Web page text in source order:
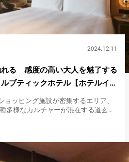
2024.12.11
る 感度の高い大人を魅了する
ブティックホテル【ホテルイン
ョッピング施設が密集するエリア、
多様なカルチャーが混在する道玄坂
観 渋谷のアート最前線を感じる